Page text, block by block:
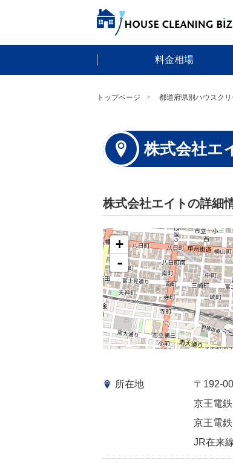
料金相場
トップページ 都道府県別ハウスク
株式会社エ
株式会社エイトの詳細
+
-
所在地
〒192-
京王電
京王電
JR在来